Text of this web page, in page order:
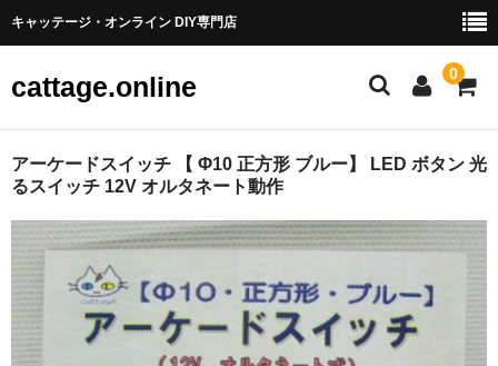
キャッテージ・オンライン DIY専門店
cattage.online 0
部品・パーツ
チューブ
コネクタ端子
アーケードスイッチ 【 Φ10 正方形 ブルー】 LED ボタン 光
るスイッチ 12V オルタネート動作